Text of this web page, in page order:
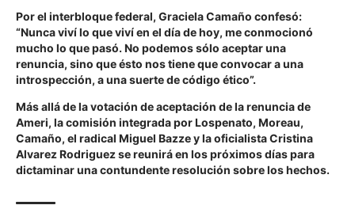
Por el interbloque federal, Graciela Camaño confesó:
“Nunca viví lo que viví en el día de hoy, me conmocionó
mucho lo que pasó. No podemos sólo aceptar una
renuncia, sino que ésto nos tiene que convocar a una
introspección, a una suerte de código ético”.
Más allá de la votación de aceptación de la renuncia de
Ameri, la comisión integrada por Lospenato, Moreau,
Camaño, el radical Miguel Bazze y la oficialista Cristina
Alvarez Rodriguez se reunirá en los próximos días para
dictaminar una contundente resolución sobre los hechos.